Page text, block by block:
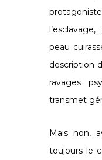
peau
description
ravages
transmet
Mais non,
toujours le